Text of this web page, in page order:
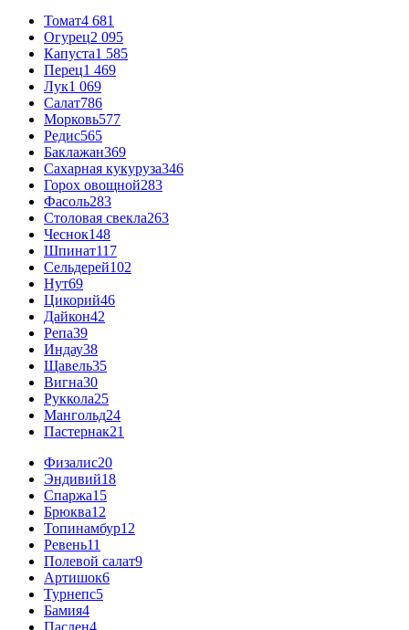
Томат4 681
Огурец2 095
Капуста1 585
Перец1 469
Лук1 069
Салат786
Морковь577
Редис565
Баклажан369
Сахарная кукуруза346
Горох овощной283
Фасоль283
Столовая свекла263
Чеснок148
Шпинат117
Сельдерей102
Нут69
Цикорий46
Дайкон42
Репа39
Индау38
Щавель35
Вигна30
Руккола25
Мангольд24
Пастернак21
Физалис20
Эндивий18
Спаржа15
Брюква12
Топинамбур12
Ревень11
Полевой салат9
Артишок6
Турнепс5
Бамия4